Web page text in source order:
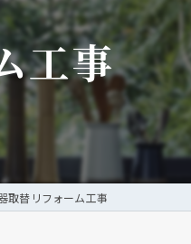
工事
取替リフォーム工事